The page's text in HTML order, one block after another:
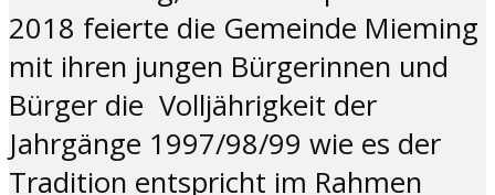
2018 feierte die Gemeinde Mieming
mit ihren jungen Bürgerinnen und
Bürger die Volljährigkeit der
Jahrgänge 1997/98/99 wie es der
Tradition entspricht im Rahmen